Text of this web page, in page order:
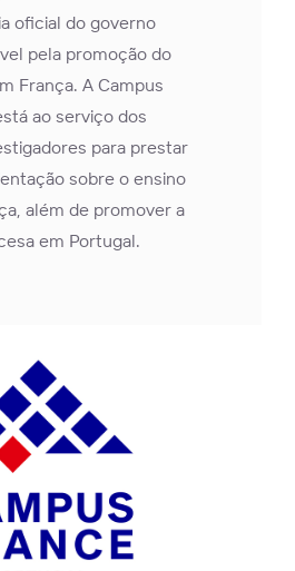
oficial do governo
pela promoção do
França. A Campus
ao serviço dos
para prestar
sobre o ensino
além de promover a
em Portugal.